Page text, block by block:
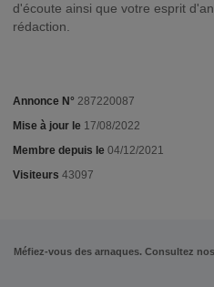
d'écoute ainsi que votre esprit
rédaction.
Annonce N° 287220087
Mise à jour le 17/08/2022
Membre depuis le 04/12/2021
Visiteurs 43097
Méfiez-vous des arnaques. Consultez